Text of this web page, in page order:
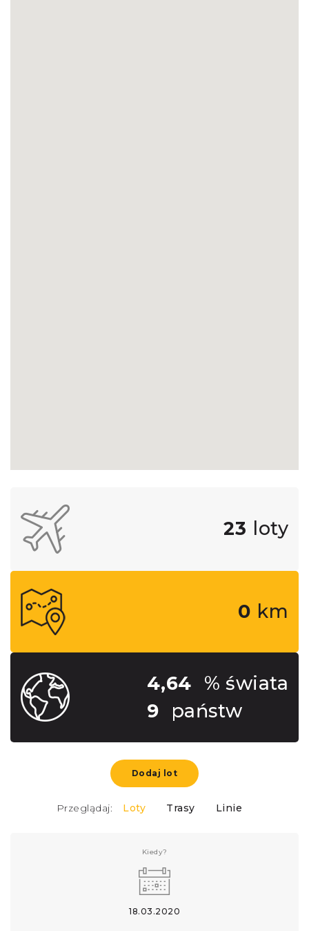
23 loty
0 km
4,64
% świata
9
państw
Dodaj lot
Przeglądaj: Loty Trasy Linie
Kiedy?
18.03.2020